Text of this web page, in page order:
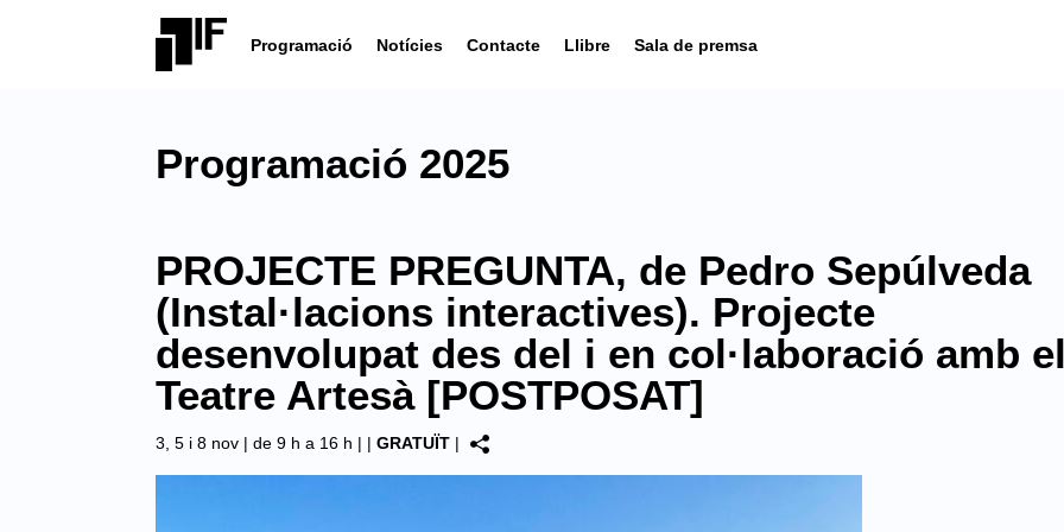
Programació Notícies Contacte Llibre Sala de premsa
Programació 2025
PROJECTE PREGUNTA, de Pedro Sepúlveda
(Instal·lacions interactives). Projecte
desenvolupat des del i en col·laboració amb el
Teatre Artesà [POSTPOSAT]
3, 5 i 8 nov | de 9 h a 16 h | | GRATUÏT |